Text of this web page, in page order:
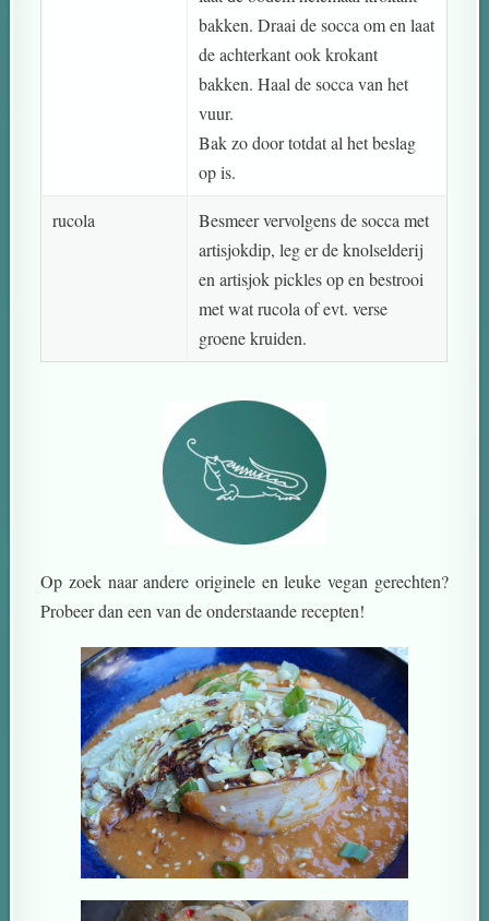
bakken. Draai de socca om en laat
de achterkant ook krokant
bakken. Haal de socca van het
vuur.
Bak zo door totdat al het beslag
op is.
rucola
Besmeer vervolgens de socca met
artisjokdip, leg er de knolselderij
en artisjok pickles op en bestrooi
met wat rucola of evt. verse
groene kruiden.
Op zoek naar andere originele en leuke vegan gerechten?
Probeer dan een van de onderstaande recepten!